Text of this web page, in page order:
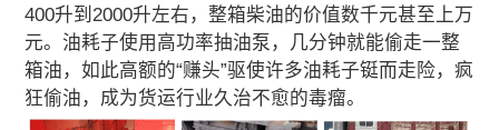
400升到2000升左右，整箱柴油的价值数千元甚至上万
元。油耗子使用高功率抽油泵，几分钟就能偷走一整
箱油，如此高额的“赚头”驱使许多油耗子铤而走险，疯
狂偷油，成为货运行业久治不愈的毒瘤。